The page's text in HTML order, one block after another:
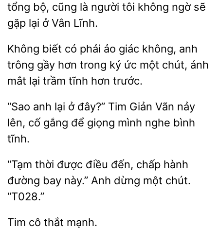
tổng bộ, cũng là người tôi không ngờ sẽ
gặp lại ở Vân Lĩnh.
Không biết có phải ảo giác không, anh
trông
hơn ký ức một
ánh
mắt lại trầm tĩnh hơn trước.
“Sao lại ở đây?” Tim
Vãn nảy
lên, cố gắng để giọng mình nghe bình
“Tạm thời được điều đến,
hành
đường bay
Anh dừng một chút.
mạnh.